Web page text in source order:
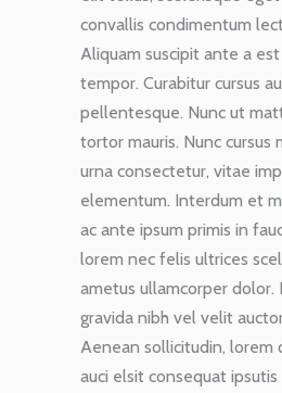
convallis condimentum
Aliquam suscipit ante a
tempor. Curabitur cursus
pellentesque. Nunc ut
tortor mauris. Nunc cursus
urna consectetur, vitae
elementum. Interdum et
ac ante ipsum primis in
lorem nec felis ultrices
ametus ullamcorper dolor.
gravida nibh vel velit
Aenean sollicitudin, lorem
auci elsit consequat